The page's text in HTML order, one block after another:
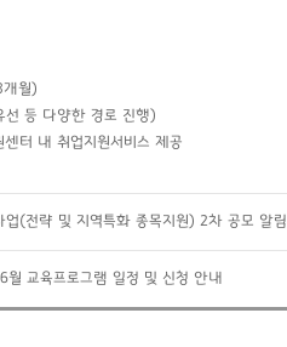
월)
선 등 다양한 경로 진행)
터 내 취업지원서비스 제공
(전략 및 지역특화 종목지원) 2차 공모 알림
월 교육프로그램 일정 및 신청 안내